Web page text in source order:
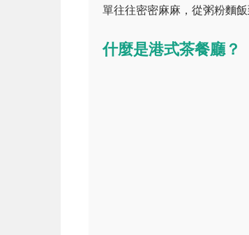
單往往密密麻麻，從粥粉麵
什麼是港式茶餐廳？